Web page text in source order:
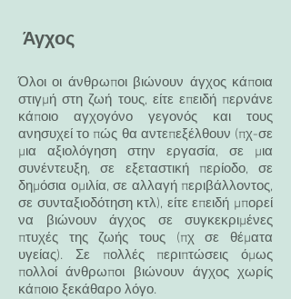
Άγχος
Όλοι οι άνθρωποι βιώνουν άγχος κάποια
στιγμή στη ζωή τους, είτε επειδή περνάνε
κάποιο αγχογόνο γεγονός και τους
ανησυχεί το πώς θα αντεπεξέλθουν (πχ-σε
μια αξιολόγηση στην εργασία, σε μια
συνέντευξη, σε εξεταστική περίοδο, σε
δημόσια ομιλία, σε αλλαγή περιβάλλοντος,
σε συνταξιοδότηση κτλ), είτε επειδή μπορεί
να βιώνουν άγχος σε συγκεκριμένες
πτυχές της ζωής τους (πχ σε θέματα
υγείας). Σε πολλές περιπτώσεις όμως
πολλοί άνθρωποι βιώνουν άγχος χωρίς
κάποιο ξεκάθαρο λόγο.